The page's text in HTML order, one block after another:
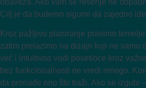
Cilj je da budemo sigurni da zajedno
Kroz pažljivo planiranje pravimo
zatim prelazimo na dizajn koji ne samo
već i intuitivno vodi posetioce kroz
bez funkcionalnosti ne vredi mnogo.
da pronađe ono što traži. Ako se izgubi